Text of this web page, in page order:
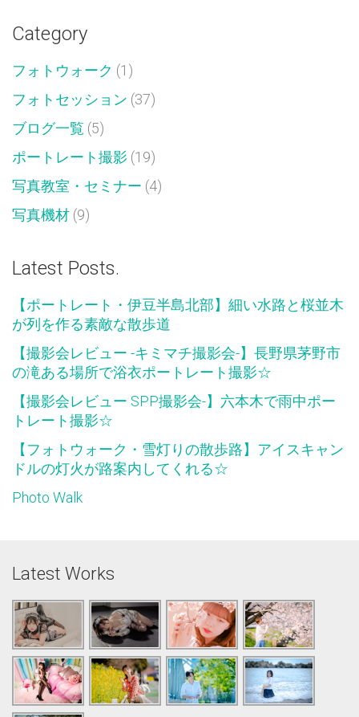
Category
フォトウォーク (1)
フォトセッション (37)
ブログ一覧 (5)
ポートレート撮影 (19)
写真教室・セミナー (4)
写真機材 (9)
Latest Posts.
【ポートレート・伊豆半島北部】細い水路と桜並木
が列を作る素敵な散歩道
【撮影会レビュー -キミマチ撮影会-】長野県茅野市
の滝ある場所で浴衣ポートレート撮影☆
【撮影会レビュー SPP撮影会-】六本木で雨中ポー
トレート撮影☆
【フォトウォーク・雪灯りの散歩路】アイスキャン
ドルの灯火が路案内してくれる☆
Photo Walk
Latest Works